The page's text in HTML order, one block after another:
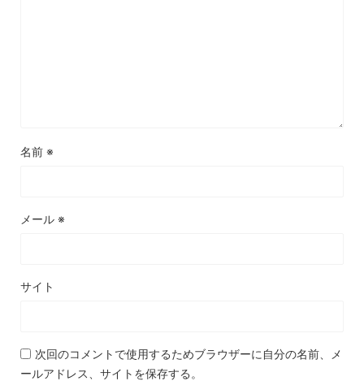
名前 ※
メール ※
サイト
次回のコメントで使用するためブラウザーに自分の名前、メ
ールアドレス、サイトを保存する。